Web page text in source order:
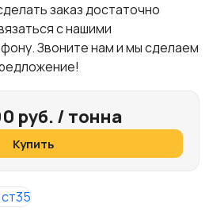
заказ достаточно
с нашими
Звоните нам и мы сделаем
руб. / тонна
Купить